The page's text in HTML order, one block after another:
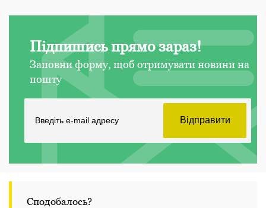
Підпишись прямо зараз!
Заповни форму, щоб отримувати новини на
пошту
Сподобалось?